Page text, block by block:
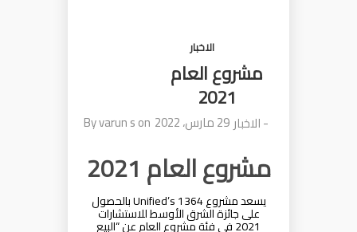
الاخبار
مشروع العام
2021
Byvarun son 29 مارس، 2022 -الاخبار
مشروع العام 2021
يسعد مشروع Unified’s 1364 بالحصول
على جائزة الشرق الأوسط للاستشارات
2021 في فئة مشروع العام عن “البيع